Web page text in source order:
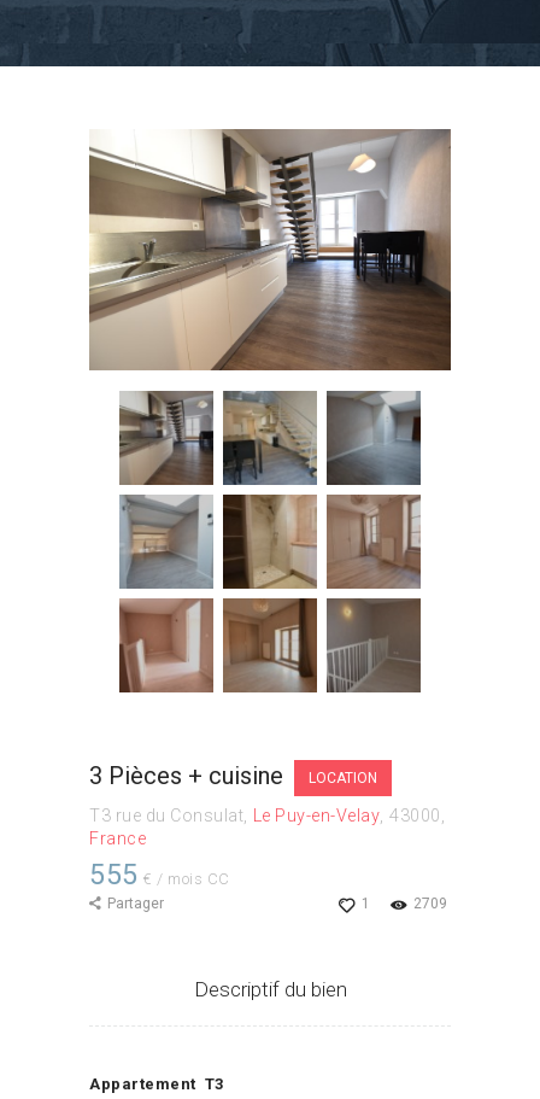
3 Pièces + cuisine LOCATION
T3 rue du Consulat Le Puy-en-Velay 43000
France
555 € / mois CC
2709
1
Partager
Descriptif du bien
Appartement T3